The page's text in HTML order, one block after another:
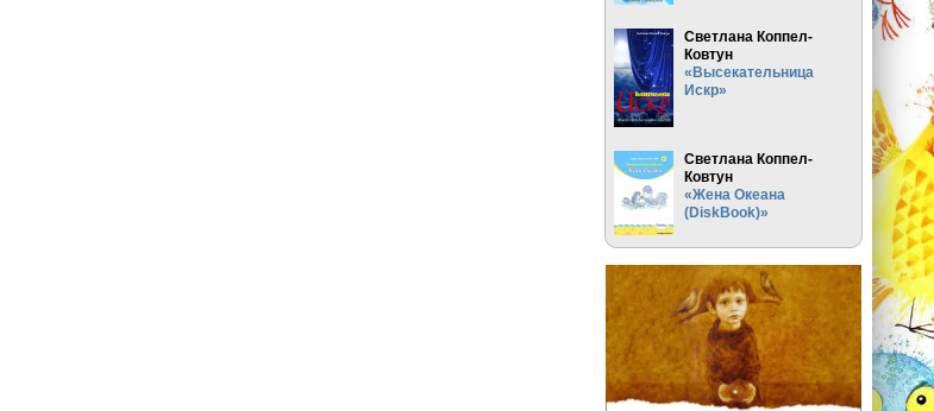
Светлана Коппел-
Ковтун
«Высекательница
Искр»
Светлана Коппел-
Ковтун
«Жена Океана
(DiskBook)»